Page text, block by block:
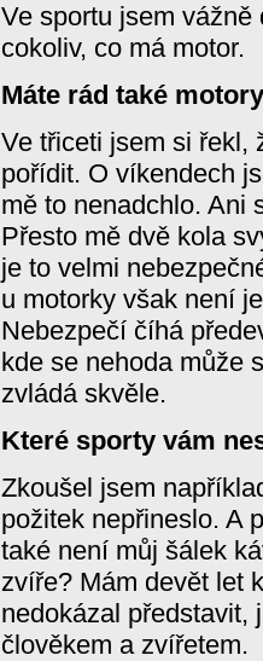
Ve sportu jsem
cokoliv, co má motor.
Máte rád také
Ve třiceti jsem si řekl,
pořídit. O víkendech
mě to nenadchlo. Ani
Přesto mě dvě kola
je to velmi
u motorky však není
Nebezpečí číhá
kde se nehoda může
zvládá skvěle.
Které sporty vám
Zkoušel jsem
požitek nepřineslo. A
také není můj šálek
zvíře? Mám devět let
nedokázal představit,
člověkem a zvířetem.